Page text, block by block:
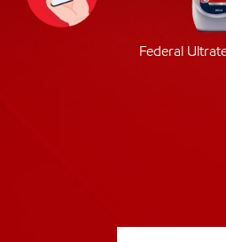
Federal